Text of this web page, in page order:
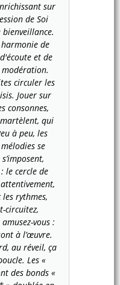
sur
de Soi
de
et de
circuler les
Jouer sur
consonnes,
qui
à peu, les
se
: le cercle de
les rythmes,
circuitez,
vous :
à l’œuvre.
au réveil, ça
Les «
des bonds «